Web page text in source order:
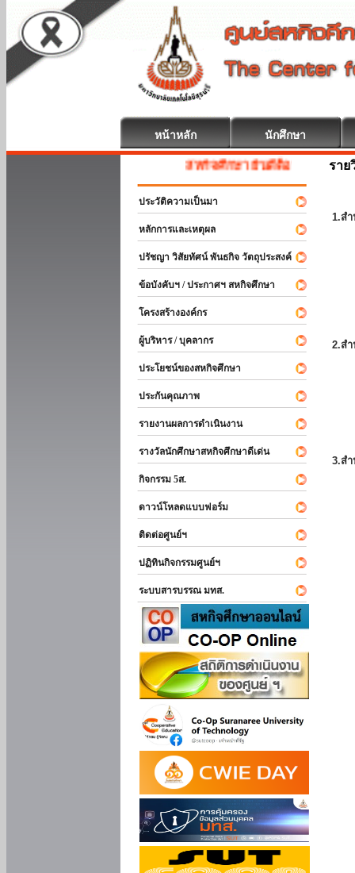
หน้าหลัก นักศึกษา
สหกิจศึกษา ยินดีต้อนรับ
ประวัติความเป็นมา
หลักการและเหตุผล
ปรัชญา วิสัยทัศน์ พันธกิจ วัตถุประสงค์
ข้อบังคับฯ / ประกาศฯ สหกิจศึกษา
โครงสร้างองค์กร
ผู้บริหาร / บุคลากร
ประโยชน์ของสหกิจศึกษา
ประกันคุณภาพ
รายงานผลการดำเนินงาน
รางวัลนักศึกษาสหกิจศึกษาดีเด่น
กิจกรรม 5ส.
ดาวน์โหลดแบบฟอร์ม
ติดต่อศูนย์ฯ
ปฏิทินกิจกรรมศูนย์ฯ
ระบบสารบรรณ มทส.
ราย
1.ส
2.ส
3.ส